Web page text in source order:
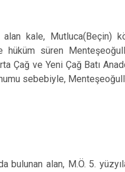
kale, Mutluca(Beçin)
hüküm süren
Çağ ve Yeni Çağ Batı
sebebiyle,
bulunan alan, M.Ö. 5.